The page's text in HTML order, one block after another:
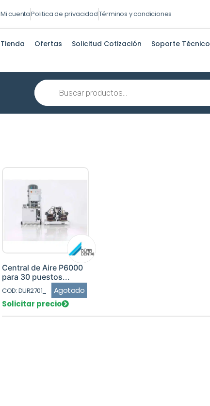
Mi cuentaPolitica de privacidadTérminos y condiciones
Tienda Ofertas Solicitud Cotización Soporte Técnico
Búsqueda
de
productos
Central de Aire P6000
para 30 puestos...
COD: DUR2701_
Agotado
Solicitar precio